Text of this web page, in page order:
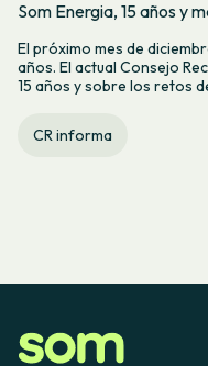
Som Energia, 15 años y
El próximo mes de
años. El actual Consejo
15 años y sobre los retos
CR informa